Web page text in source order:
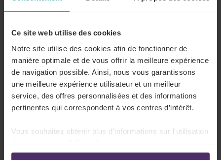
Ce site web utilise des cookies
Notre site utilise des cookies afin de fonctionner de
manière optimale et de vous offrir la meilleure expérience
de navigation possible. Ainsi, nous vous garantissons
une meilleure expérience utilisateur et un meilleur
service, des offres personnalisées et des informations
pertinentes qui correspondent à vos centres d’intérêt.
Vous souhaitez obtenir plus d'informations sur l'utilisation
ligne:
lors du traitement du dossier par l’organisme de
paiement, il ne sera plus tenu compte d’un document
papier à partir de cette date.
Vos travailleurs souhaitent recevoir plus d’infos ?
Cette démoest faite pour eux.
Votre travailleur peut-il